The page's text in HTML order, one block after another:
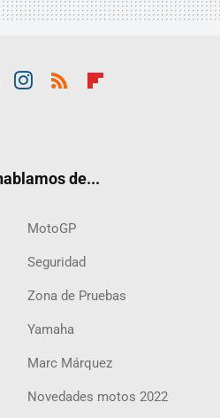
de...
MotoGP
Seguridad
Zona de Pruebas
Yamaha
Marc Márquez
Novedades motos 2022